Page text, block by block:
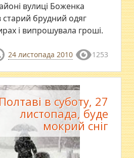
вулиці Боженка
старий брудний одяг
і випрошувала гроші.
24 листопада 2010 1253
в суботу, 27
листопада, буде
мокрий сніг